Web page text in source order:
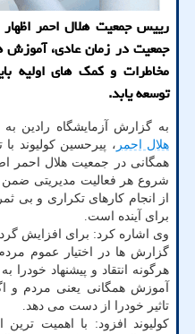
رییس جمعیت هلال احمر
جمعیت در زمان عادی،
مخاطرات و کمک های اولیه
توسعه یابد.
به گزارش آزمایشگاه رادین
هلال احمر ، پیرحسین کولیوند
همگانی در جمعیت هلال احمر
شروع هر فعالیت مدیریتی
از انجام کارهای تکراری و بی
برای آینده است.
وی اشاره کرد: برای افزایش
گزارش ها در اختیار عموم
هرگونه انتقاد و پیشنهاد خودرا
آموزش همگانی یعنی مردم و
تاثیر خودرا از دست می دهد.
کولیوند افزود: با اهمیت